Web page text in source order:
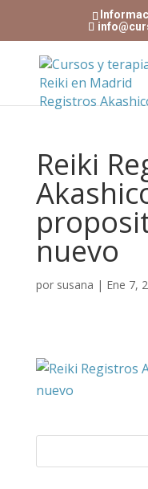
Reiki
nuevo
por susana | Ene 7,